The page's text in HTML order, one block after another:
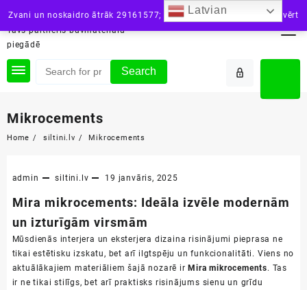
Zvani un noskaidro ātrāk 29161577; vai raksti: info@siltini.lvAizvērt
content
siltini.lv
Tavs partneris būvmateriālu
piegādē
Search
Mikrocements
Home siltini.lv Mikrocements
admin siltini.lv 19 janvāris, 2025
Mira mikrocements: Ideāla izvēle modernām
un izturīgām virsmām
Mūsdienās interjera un eksterjera dizaina risinājumi pieprasa ne
tikai estētisku izskatu, bet arī ilgtspēju un funkcionalitāti. Viens no
aktuālākajiem materiāliem šajā nozarē irMira mikrocements. Tas
ir ne tikai stilīgs, bet arī praktisks risinājums sienu un grīdu
Latvian